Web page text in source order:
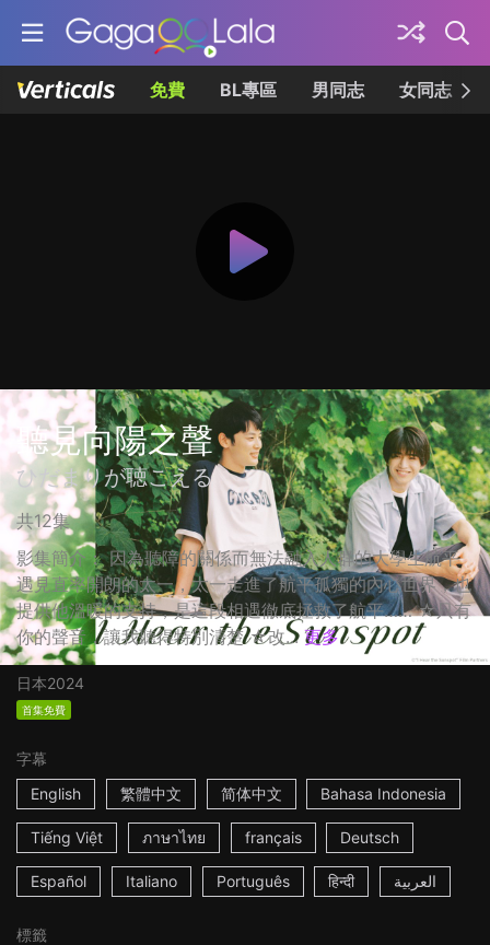
免費 BL專區 男同志 女同志
聽見向陽之聲
ひだまりが聴こえる
共12集
影集簡介： 因為聽障的關係而無法融入人群的大學生航平
遇見直率開朗的太一，太一走進了航平孤獨的內心世界，也
提供他溫暖的支持，是這段相遇徹底拯救了航平…… ☆只有
你的聲音，讓我聽得特別清楚 ☆改... 更多
日本2024
首集免費
字幕
English
繁體中文 简体中文 Bahasa Indonesia
Tiếng Việt ภาษาไทย français Deutsch
Español Italiano Português हिन्दी العربية
標籤